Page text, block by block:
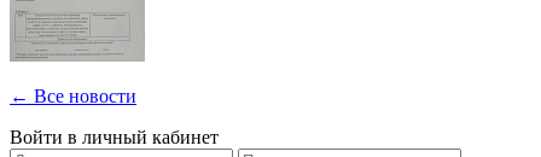
← Все новости
Войти в личный кабинет